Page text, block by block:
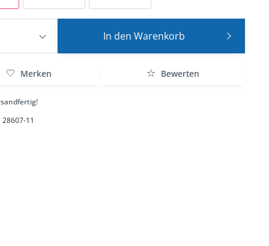
In den Warenkorb
Merken Bewerten
28607-11